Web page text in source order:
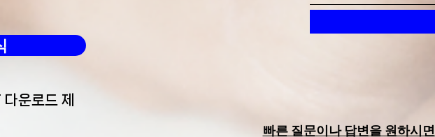
운로드 제
빠른 질문이나 답변을 원하시